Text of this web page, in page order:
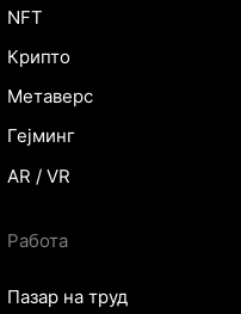
NFT
Крипто
Метаверс
Гејминг
AR / VR
Работа
Пазар на труд